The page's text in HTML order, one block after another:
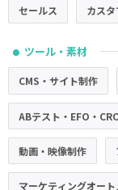
セールス カス
● ツール・素材
CMS・サイト制作
ABテスト・EFO・
動画・映像制作
マーケティングオート